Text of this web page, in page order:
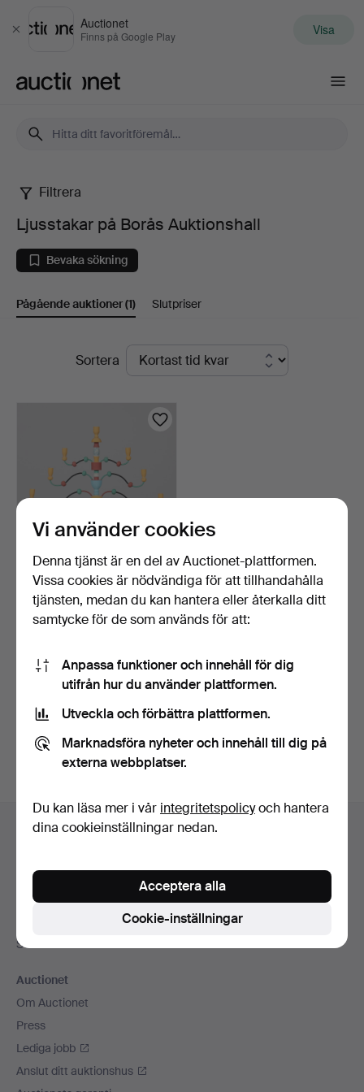
Stäng
Auctionet
Finns på Google Play Visa
Ljusstakar
på
Borås
Auktionshall
Filtrera
Ljusstakar på Borås Auktionshall
Bevaka sökning
Pågående auktioner(1) Slutpriser
PågåendeSortera
JOHN SVENSSON.
KANDELABER,
"Essungastaken"…
Bevaka sökning
Du kan också söka i vårt arkiv med avslutade auktioner
Sidfotsnavigation
Hjälp och kontakt
Alla auktionshus
Betalningsalternativ
Sociala medier
Auctionet
Om Auctionet
Press
Lediga jobb
Anslut ditt auktionshus
Vi använder cookies
Denna tjänst är en del av Auctionet-plattformen.
Vissa cookies är nödvändiga för att tillhandahålla
tjänsten, medan du kan hantera eller återkalla ditt
samtycke för de som används för att:
Anpassa funktioner och innehåll för dig
utifrån hur du använder plattformen.
Utveckla och förbättra plattformen.
Marknadsföra nyheter och innehåll till dig på
externa webbplatser.
Du kan läsa mer i vår integritetspolicyoch hantera
dina cookieinställningar nedan.
Cookie-inställningar
Acceptera alla